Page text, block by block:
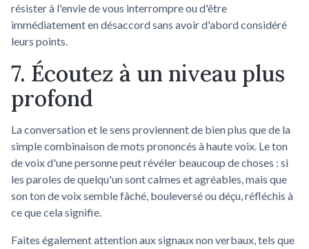
résister à l'envie de vous interrompre ou d'être
immédiatement en désaccord sans avoir d'abord considéré
leurs points.
7. Écoutez à un niveau plus
profond
La conversation et le sens proviennent de bien plus que de la
simple combinaison de mots prononcés à haute voix. Le ton
de voix d'une personne peut révéler beaucoup de choses : si
les paroles de quelqu'un sont calmes et agréables, mais que
son ton de voix semble fâché, bouleversé ou déçu, réfléchis à
ce que cela signifie.
Faites également attention aux signaux non verbaux, tels que